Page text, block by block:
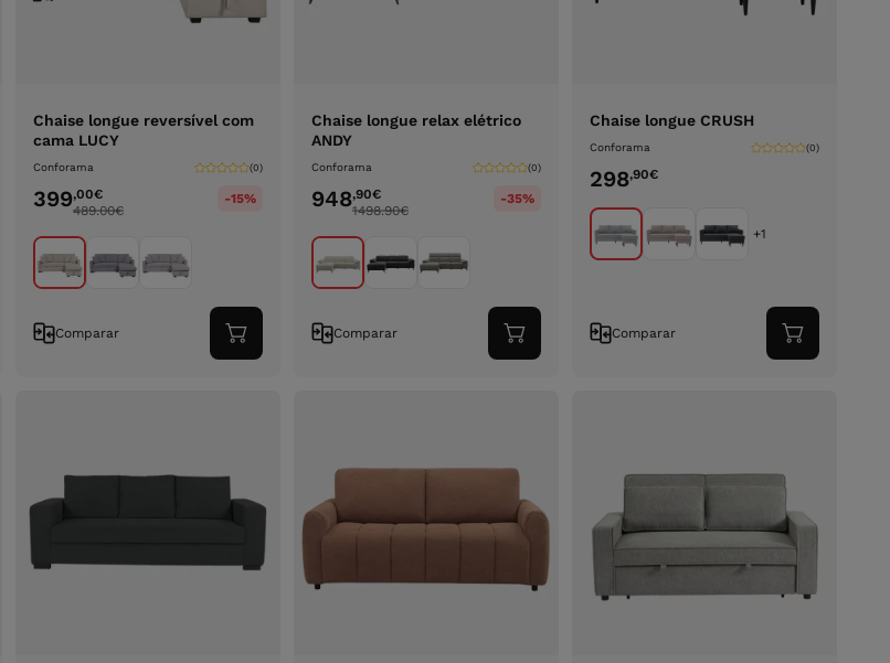
Chaise longue reversível com
cama LUCY
Conforama (0)
399,00€
489.00€
-15%
Comparar
Adicionar
ao
Chaise longue relax elétrico
ANDY
Conforama (0)
948,90€
1498.90€
-35%
Comparar
Adicionar
ao
Chaise longue CRUSH
Conforama (0)
298,90€
+1
Comparar
Adicionar
ao